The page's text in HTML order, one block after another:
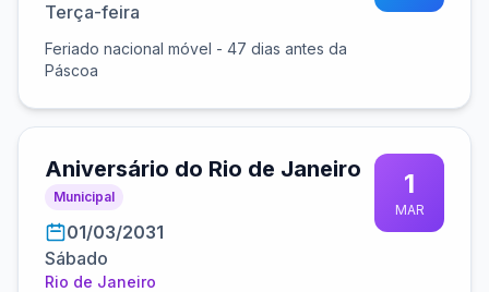
Terça-feira
Feriado nacional móvel - 47 dias antes da
Páscoa
Aniversário do Rio de Janeiro
Municipal
01/03/2031
Sábado
Rio de Janeiro
1
MAR